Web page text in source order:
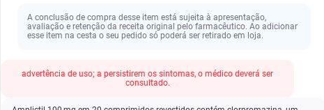
A conclusão de compra desse item está sujeita à apresentação,
avaliação e retenção da receita original pelo farmacêutico. Ao adicionar
esse item na cesta o seu pedido só poderá ser retirado em loja.
advertência de uso; a persistirem os sintomas, o médico deverá ser
consultado.